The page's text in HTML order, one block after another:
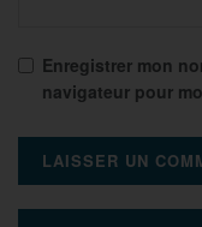
Enregistrer mon
navigateur pour